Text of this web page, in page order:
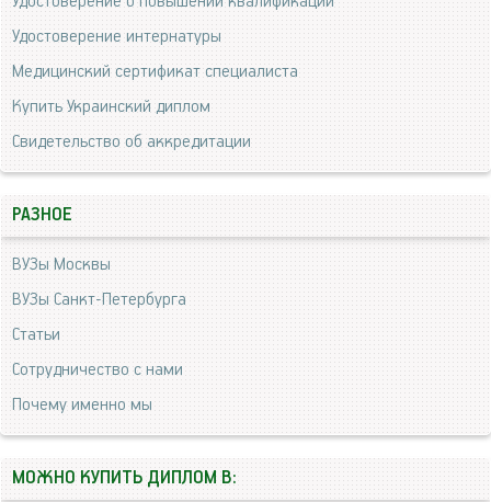
Удостоверение интернатуры
Медицинский сертификат специалиста
Купить Украинский диплом
Свидетельство об аккредитации
РАЗНОЕ
ВУЗы Москвы
ВУЗы Санкт-Петербурга
Статьи
Сотрудничество с нами
Почему именно мы
МОЖНО КУПИТЬ ДИПЛОМ В: